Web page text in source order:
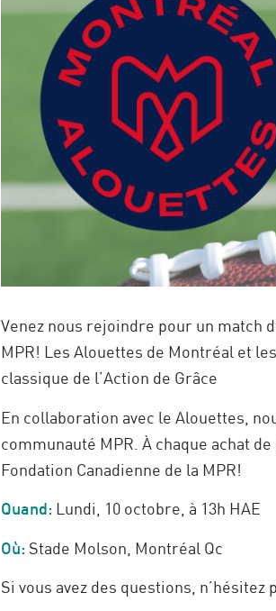
Venez nous rejoindre pour un match
MPR! Les Alouettes de Montréal et
classique de l’Action de Grâce
En collaboration avec le Alouettes,
communauté MPR. À chaque achat
Fondation Canadienne de la MPR!
Quand: Lundi, 10 octobre, à 13h HAE
Où: Stade Molson, Montréal Qc
Si vous avez des questions,